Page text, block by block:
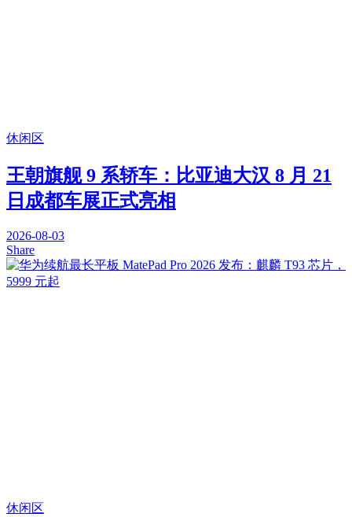
休闲区
王朝旗舰 9 系轿车：比亚迪大汉 8 月 21
日成都车展正式亮相
2026-08-03
Share
休闲区